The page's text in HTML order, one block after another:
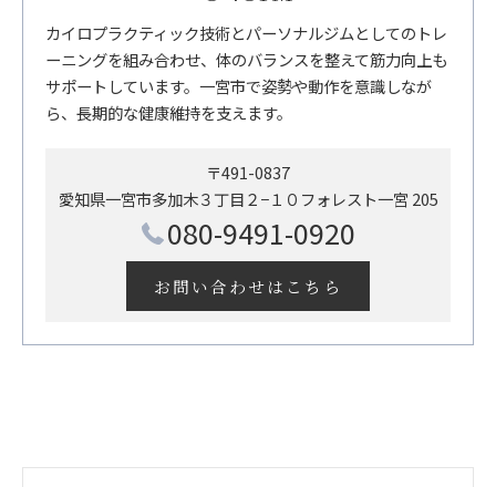
カイロプラクティック技術とパーソナルジムとしてのトレ
ーニングを組み合わせ、体のバランスを整えて筋力向上も
サポートしています。一宮市で姿勢や動作を意識しなが
ら、長期的な健康維持を支えます。
〒491-0837
愛知県一宮市多加木３丁目２−１０フォレスト一宮 205
080-9491-0920
お問い合わせはこちら